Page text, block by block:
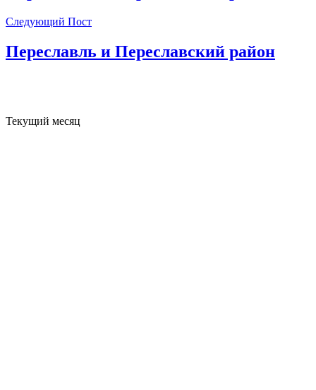
Следующий Пост
Переславль и Переславский район
Текущий месяц